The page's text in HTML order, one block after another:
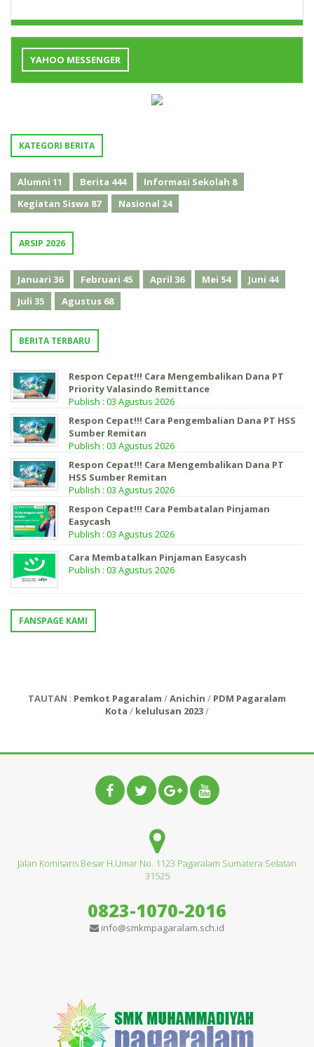
YAHOO MESSENGER
KATEGORI BERITA
Alumni 11 Berita 444 Informasi Sekolah 8
Kegiatan Siswa 87 Nasional 24
ARSIP 2026
Januari 36 Februari 45 April 36 Mei 54 Juni 44
Juli 35 Agustus 68
BERITA TERBARU
Respon Cepat!!! Cara Mengembalikan Dana PT
Priority Valasindo Remittance
Publish : 03 Agustus 2026
Respon Cepat!!! Cara Pengembalian Dana PT HSS
Sumber Remitan
Publish : 03 Agustus 2026
Respon Cepat!!! Cara Mengembalikan Dana PT
HSS Sumber Remitan
Publish : 03 Agustus 2026
Respon Cepat!!! Cara Pembatalan Pinjaman
Easycash
Publish : 03 Agustus 2026
Cara Membatalkan Pinjaman Easycash
Publish : 03 Agustus 2026
FANSPAGE KAMI
TAUTAN : Pemkot Pagaralam /Anichin / PDM Pagaralam
Kota / kelulusan 2023/
Jalan Komisaris Besar H.Umar No. 1123 Pagaralam Sumatera Selatan
31525
0823-1070-2016
info@smkmpagaralam.sch.id